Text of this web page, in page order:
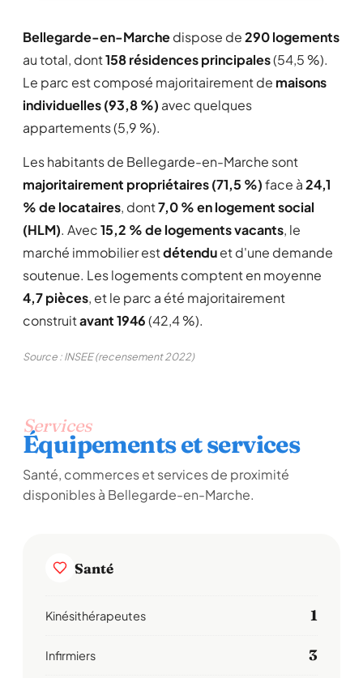
Bellegarde-en-Marchedispose de290 logements
au total, dont158 résidences principales(54,5 %).
Le parc est composé majoritairement de maisons
individuelles (93,8 %) avec quelques
appartements (5,9 %).
Les habitants de Bellegarde-en-Marche sont
majoritairement propriétaires (71,5 %)face à24,1
% de locataires, dont7,0 % en logement social
(HLM). Avec15,2 % de logements vacants, le
marché immobilier estdétenduet d'une demande
soutenue. Les logements comptent en moyenne
4,7 pièces, et le parc a été majoritairement
construitavant 1946(42,4 %).
Source : INSEE (recensement 2022)
Services
Équipements et services
Santé, commerces et services de proximité
disponibles à Bellegarde-en-Marche.
Santé
Kinésithérapeutes 1
Infirmiers 3